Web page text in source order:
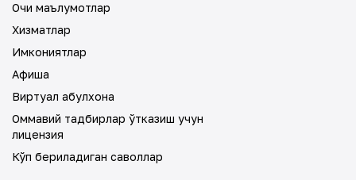
Очиқ маълумотлар
Хизматлар
Имкониятлар
Афиша
Виртуал қабулхона
Оммавий тадбирлар ўтказиш учун
лицензия
Кўп бериладиган саволлар